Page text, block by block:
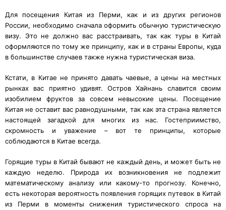
Для посещения Китая из Перми, как и из других регионов
России, необходимо сначала оформить обычную туристическую
визу. Это не должно вас расстраивать, так как туры в Китай
оформляются по тому же принципу, как и в страны Европы, куда
в большинстве случаев также нужна туристическая виза.
Кстати, в Китае не принято давать чаевые, а цены на местных
рынках вас приятно удивят. Остров Хайнань славится своим
изобилием фруктов за совсем невысокие цены. Посещение
Китая не оставит вас равнодушными, так как эта страна является
настоящей загадкой для многих из нас. Гостеприимство,
скромность и уважение – вот те принципы, которые
соблюдаются в Китае всегда.
Горящие туры в Китай бывают не каждый день, и может быть не
каждую неделю. Природа их возникновения не подлежит
математическому анализу или какому-то прогнозу. Конечно,
есть некоторая вероятность появления горящих путевок в Китай
из Перми в моменты снижения туристического спроса на